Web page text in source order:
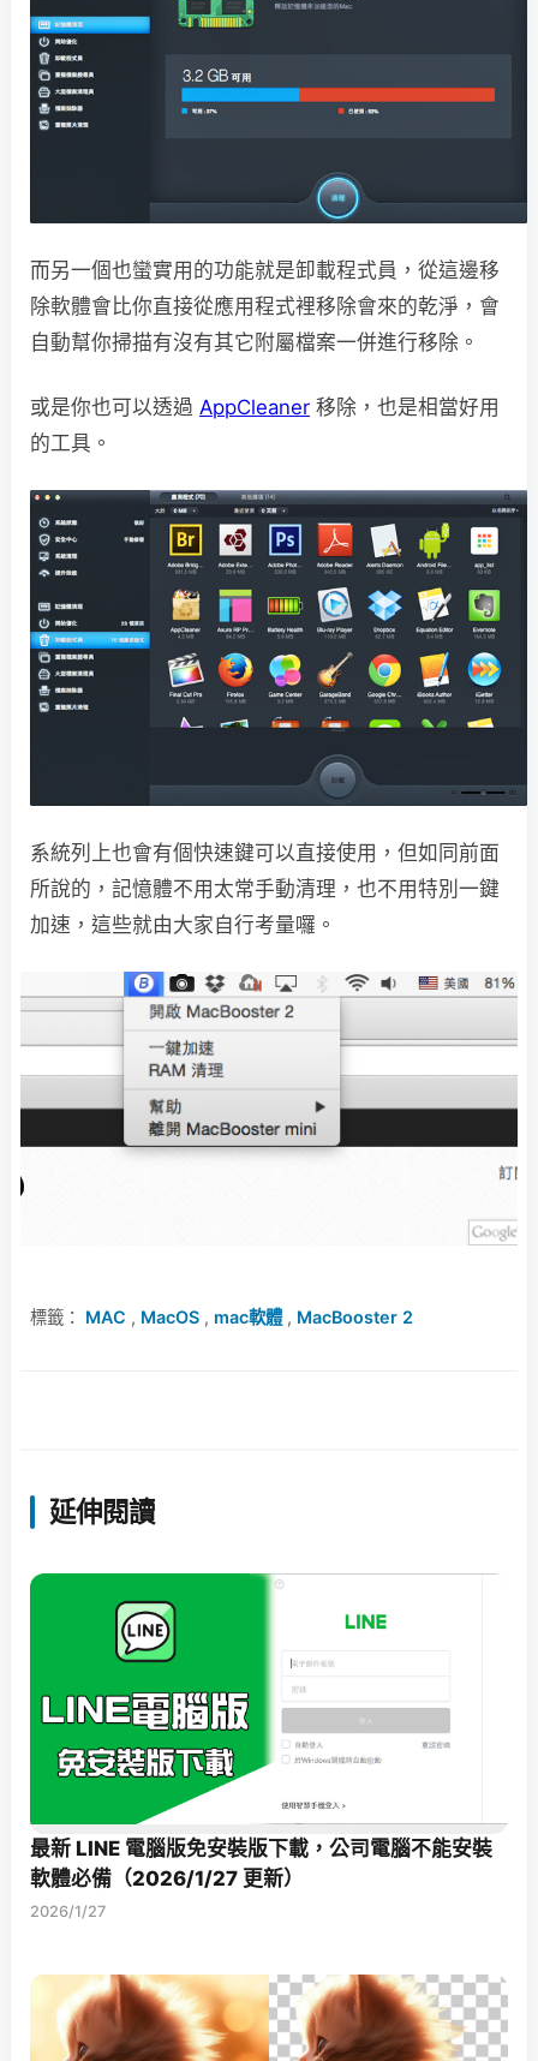
而另一個也蠻實用的功能就是卸載程式員，從這邊移
除軟體會比你直接從應用程式裡移除會來的乾淨，會
自動幫你掃描有沒有其它附屬檔案一併進行移除。
或是你也可以透過 AppCleaner 移除，也是相當好用
的工具。
系統列上也會有個快速鍵可以直接使用，但如同前面
所說的，記憶體不用太常手動清理，也不用特別一鍵
加速，這些就由大家自行考量囉。
標籤： MAC , MacOS , mac軟體, MacBooster 2
延伸閱讀
最新 LINE 電腦版免安裝版下載，公司電腦不能安裝
軟體必備（2026/1/27 更新）
2026/1/27